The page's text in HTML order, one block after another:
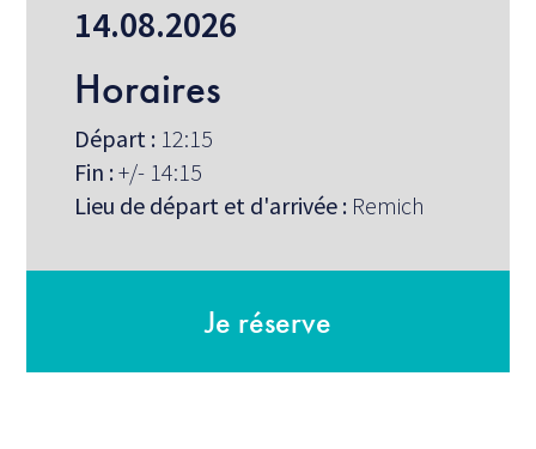
14.08.2026
Horaires
Départ : 12:15
Fin :+/- 14:15
Lieu de départ et d'arrivée : Remich
Je réserve